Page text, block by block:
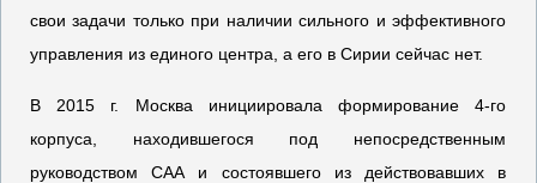
свои задачи только при наличии сильного и эффективного
управления из единого центра, а его в Сирии сейчас нет.
В 2015 г. Москва инициировала формирование 4-го
корпуса, находившегося под непосредственным
руководством САА и состоявшего из действовавших в